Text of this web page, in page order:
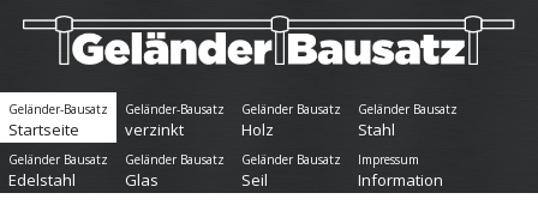
Geländer-Bausatz
Startseite
Geländer-Bausatz
verzinkt
Geländer Bausatz
Holz
Geländer Bausatz
Stahl
Geländer Bausatz
Edelstahl
Geländer Bausatz
Glas
Geländer Bausatz
Seil
Impressum
Information